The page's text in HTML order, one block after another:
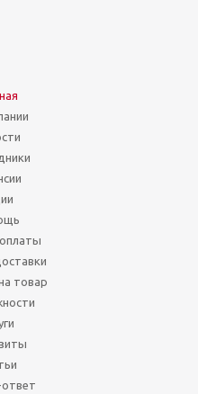
товар